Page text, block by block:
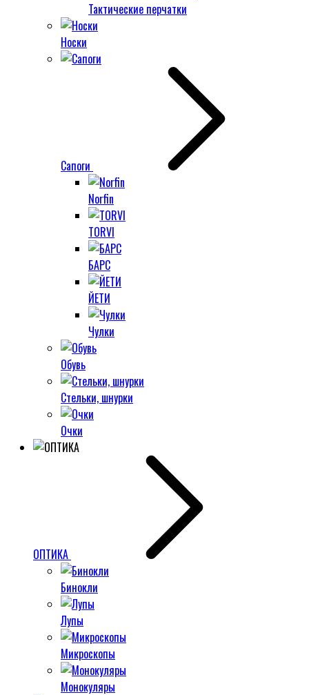
Тактические перчатки
Носки
Сапоги
Norfin
TORVI
БАРС
ЙЕТИ
Чулки
Обувь
Стельки, шнурки
Очки
ОПТИКА
Бинокли
Лупы
Микроскопы
Монокуляры